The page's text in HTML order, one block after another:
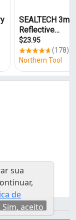
sua
de
Sim, aceito